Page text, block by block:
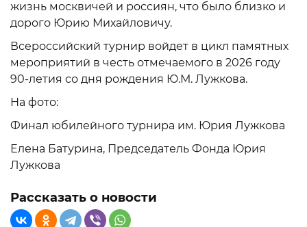
жизнь москвичей и россиян, что было близко и
дорого Юрию Михайловичу.
Всероссийский турнир войдет в цикл памятных
мероприятий в честь отмечаемого в 2026 году
90-летия со дня рождения Ю.М. Лужкова.
На фото:
Финал юбилейного турнира им. Юрия Лужкова
Елена Батурина, Председатель Фонда Юрия
Лужкова
Рассказать о новости